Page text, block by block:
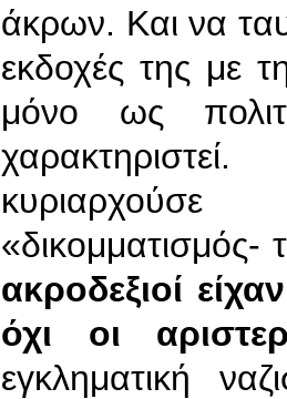
άκρων. Και να
εκδοχές της με
μόνο ως
ακροδεξιοί
όχι οι
εγκληματική